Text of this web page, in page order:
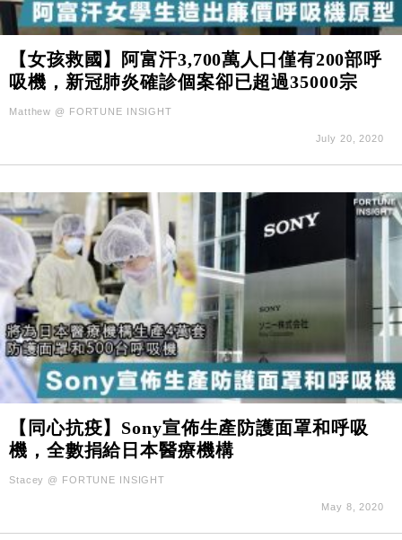
16:33
財經｜滙控重啟最多10億美元回購 派息比率目標維持
50%
15:11
財經｜SHEIN傳最快8月中招股 估值料降至400億美
元以下
市場落地
地產｜大酒店中期轉賺2300萬元 斥21億翻新香港及
13:12
12:30
財經｜香港7月PMI回落至51 企業擴張放慢兼縮減人
手
11:40
財經｜黑石傳再籌逾360億美元 支援Anthropic租用
Google晶片
10:57
財經｜美商務部擬擴大金屬關稅範圍 14類產品或加徵
25%
18:15
本地｜新世界K11 9月升級會員制度 增鉑金卡級別鎖
定高消費客群
17:40
最強
16:33
財經｜滙控重啟最多10億美元回購 派息比率目標維持
50%
財經｜SHEIN傳最快8月中招股 估值料降至400億美
【女孩救國】阿富汗3,700萬人口僅有200部呼
吸機，新冠肺炎確診個案卻已超過35000宗
Matthew @ FORTUNE INSIGHT
July 20, 2020
【同心抗疫】Sony宣佈生產防護面罩和呼吸
機，全數捐給日本醫療機構
Stacey @ FORTUNE INSIGHT
May 8, 2020